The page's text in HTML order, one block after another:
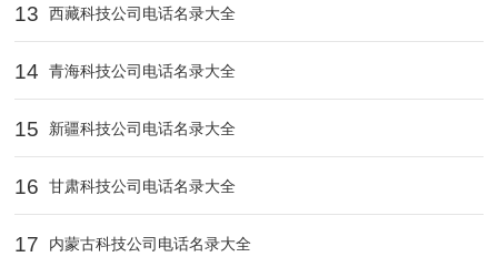
13 西藏科技公司电话名录大全
14 青海科技公司电话名录大全
15 新疆科技公司电话名录大全
16 甘肃科技公司电话名录大全
17 内蒙古科技公司电话名录大全